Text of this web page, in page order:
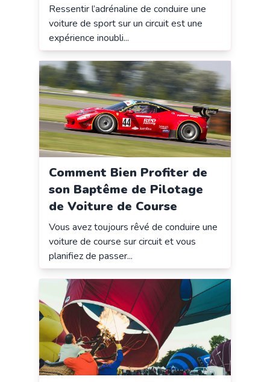
Ressentir l’adrénaline de conduire une
voiture de sport sur un circuit est une
expérience inoubli...
Comment Bien Profiter de
son Baptême de Pilotage
de Voiture de Course
Vous avez toujours rêvé de conduire une
voiture de course sur circuit et vous
planifiez de passer...